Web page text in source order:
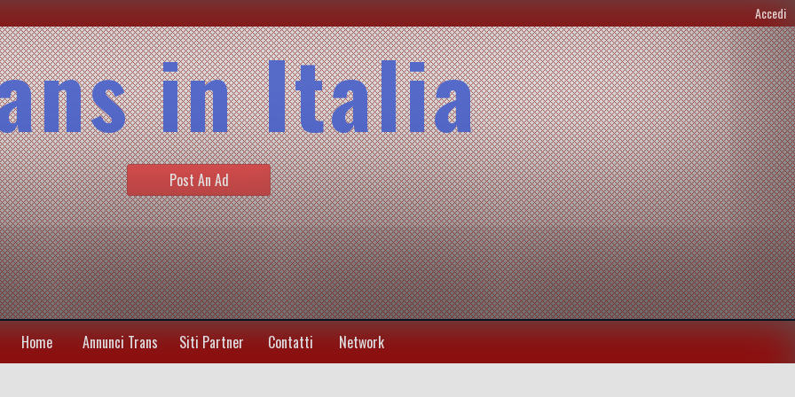
Accedi
in Italia
Post An Ad
Home Annunci Trans Siti Partner Contatti Network